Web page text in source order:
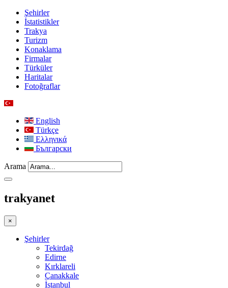
Şehirler
İstatistikler
Trakya
Turizm
Konaklama
Firmalar
Türküler
Haritalar
Fotoğraflar
English
Türkçe
Ελληνικά
Български
Arama
trakyanet
×
Şehirler
Tekirdağ
Edirne
Kırklareli
Çanakkale
İstanbul